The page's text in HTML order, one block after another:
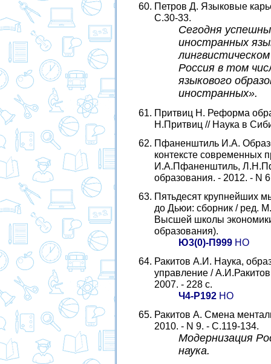
Петров Д. Языковые
С.30-33.
Сегодня
иностранных
Россия в том
языкового
иностранных».
Притвиц Н. Реформа
Н.Притвиц // Наука в
Пфаненштиль И.А.
контексте современных
И.А.Пфаненштиль,
образования. - 2012. - N
Пятьдесят крупнейших
до Дьюи: сборник / ред.
Высшей школы
образования).
Ю3(0)-П999НО
Ракитов А.И. Наука,
управление /
2007. - 228 с.
Ч4-Р192НО
Ракитов А. Смена
2010. - N 9. - С.119-134.
Модернизация
наука.